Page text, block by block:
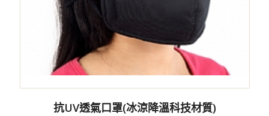
抗UV透氣口罩(冰涼降溫科技材質)